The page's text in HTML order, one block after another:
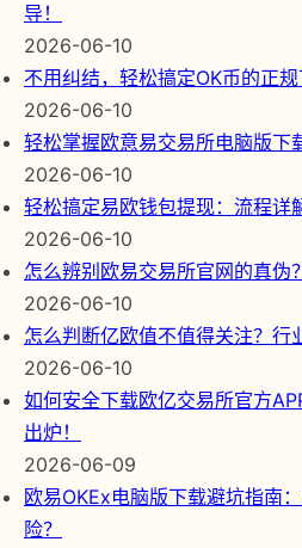
导！
2026-06-10
不用纠结，轻松搞定OK币的正规
2026-06-10
轻松掌握欧意易交易所电脑版下
2026-06-10
轻松搞定易欧钱包提现：流程详
2026-06-10
怎么辨别欧易交易所官网的真伪
2026-06-10
怎么判断亿欧值不值得关注？行
2026-06-10
如何安全下载欧亿交易所官方
出炉！
2026-06-09
欧易OKEx电脑版下载避坑指南
险？